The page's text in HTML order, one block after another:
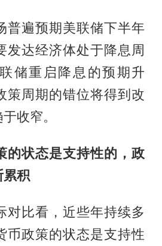
普遍预期美联储下半年
发达经济体处于降息周
储重启降息的预期升
策周期的错位将得到改
收窄。
的状态是支持性的，政
累积
对比看，近些年持续多
币政策的状态是支持性